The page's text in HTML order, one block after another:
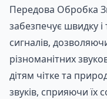
Передова Обробка
забезпечує швидку
сигналів,
різноманітних
дітям чітке та
звуків, сприяючи їх